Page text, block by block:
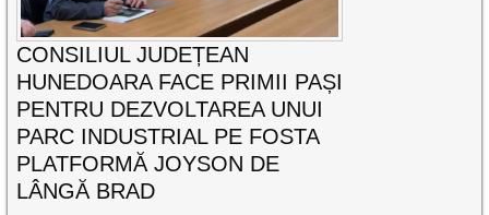
CONSILIUL JUDEȚEAN
HUNEDOARA FACE PRIMII PAȘI
PENTRU DEZVOLTAREA UNUI
PARC INDUSTRIAL PE FOSTA
PLATFORMĂ JOYSON DE
LÂNGĂ BRAD